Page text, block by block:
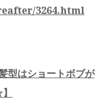
3264.html
型はショートボブが